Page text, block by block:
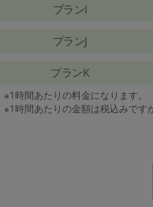
プランI
プランJ
プランK
※1時間あたりの料金になります。
※1時間あたりの金額は税込みです